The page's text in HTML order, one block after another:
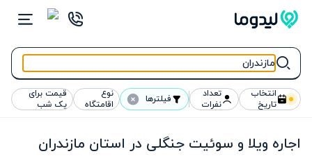
انتخاب
تاریخ
تعداد
نفرات فیلترها نوع
اقامتگاه
قیمت برای
یک شب
اجاره ویلا و سوئیت جنگلی در استان مازندران